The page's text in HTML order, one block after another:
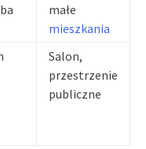
małe
mieszkania
Salon,
przestrzenie
publiczne